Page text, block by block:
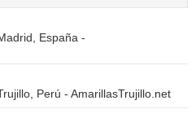
España -
Perú - AmarillasTrujillo.net